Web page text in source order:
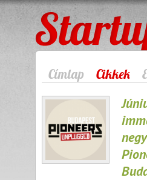
StartupCafe
Címlap Cikkek